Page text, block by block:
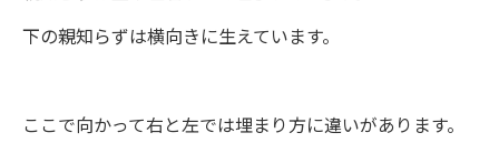
下の親知らずは横向きに生えています。
ここで向かって右と左では埋まり方に違いがあります。